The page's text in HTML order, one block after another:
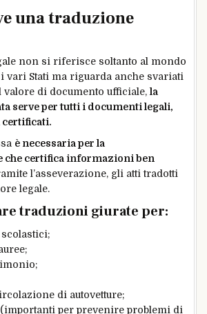
una traduzione
non si riferisce soltanto al mondo
vari Stati ma riguarda anche svariati
valore di documento ufficiale, la
serve per tutti i documenti legali,
certificati.
è necessaria per la
che certifica informazioni ben
l’asseverazione, gli atti tradotti
legale.
traduzioni giurate per:
di autovetture;
per prevenire problemi di